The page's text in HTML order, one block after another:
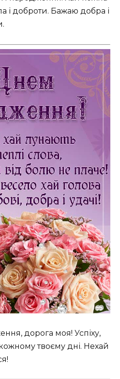
і доброти. Бажаю добра і
дорога моя! Успіху,
твоєму дні. Нехай